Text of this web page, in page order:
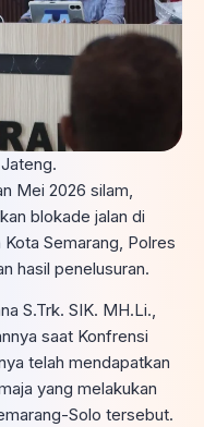
Jateng.
Mei 2026 silam,
blokade jalan di
Semarang, Polres
hasil penelusuran.
S.Trk. SIK. MH.Li.,
saat Konfrensi
telah mendapatkan
yang melakukan
Solo tersebut.